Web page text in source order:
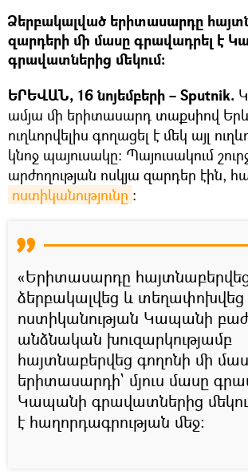
Ձերբակալված երիտասարդը
զարդերի մի մասը գրավադրել է
գրավատներից մեկում։
ԵՐԵՎԱՆ, 16 նոյեմբերի – Sputnik.
ամյա մի երիտասարդ տաքսիով
ուղևորվելիս գողացել է մեկ այլ
կնոջ պայուսակը: Պայուսակում
արժողության ոսկյա զարդեր էին,
ոստիկանությունը ։
«Երիտասարդը
ձերբակալվեց և տեղափոխվեց
ոստիկանության Կապանի
անձնական խուզարկությամբ
հայտնաբերվեց գողոնի մի
երիտասարդի` մյուս մասը
Կապանի գրավատներից
է հաղորդագրության մեջ։